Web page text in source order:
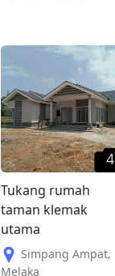
4
Tukang rumah
taman klemak
utama
Simpang Ampat,
Melaka